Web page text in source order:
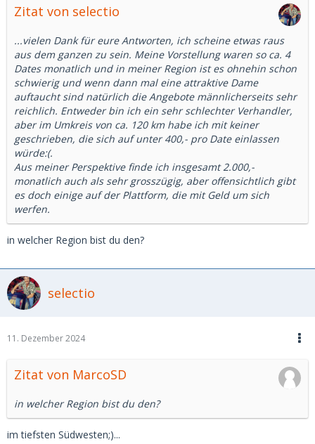
Zitat von selectio
...vielen Dank für eure Antworten, ich scheine etwas raus
aus dem ganzen zu sein. Meine Vorstellung waren so ca. 4
Dates monatlich und in meiner Region ist es ohnehin schon
schwierig und wenn dann mal eine attraktive Dame
auftaucht sind natürlich die Angebote männlicherseits sehr
reichlich. Entweder bin ich ein sehr schlechter Verhandler,
aber im Umkreis von ca. 120 km habe ich mit keiner
geschrieben, die sich auf unter 400,- pro Date einlassen
würde:(.
Aus meiner Perspektive finde ich insgesamt 2.000,-
monatlich auch als sehr grosszügig, aber offensichtlich gibt
es doch einige auf der Plattform, die mit Geld um sich
werfen.
in welcher Region bist du den?
selectio
11. Dezember 2024
Zitat von MarcoSD
in welcher Region bist du den?
im tiefsten Südwesten;)...